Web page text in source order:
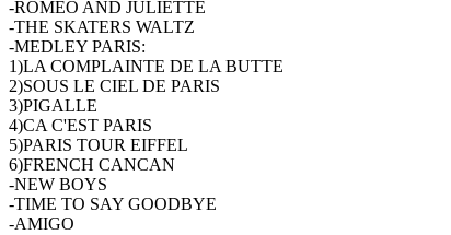
-ROMEO AND JULIETTE
-THE SKATERS WALTZ
-MEDLEY PARIS:
1)LA COMPLAINTE DE LA BUTTE
2)SOUS LE CIEL DE PARIS
3)PIGALLE
4)CA C'EST PARIS
5)PARIS TOUR EIFFEL
6)FRENCH CANCAN
-NEW BOYS
-TIME TO SAY GOODBYE
-AMIGO